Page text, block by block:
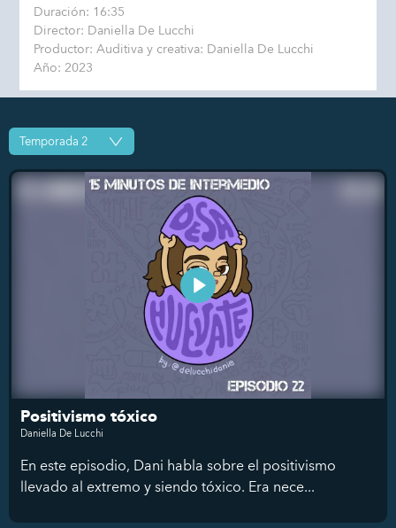
Duración: 16:35
Director: Daniella De Lucchi
Productor: Auditiva y creativa: Daniella De Lucchi
Año: 2023
Positivismo tóxico
Daniella De Lucchi
En este episodio, Dani habla sobre el positivismo
llevado al extremo y siendo tóxico. Era nece...